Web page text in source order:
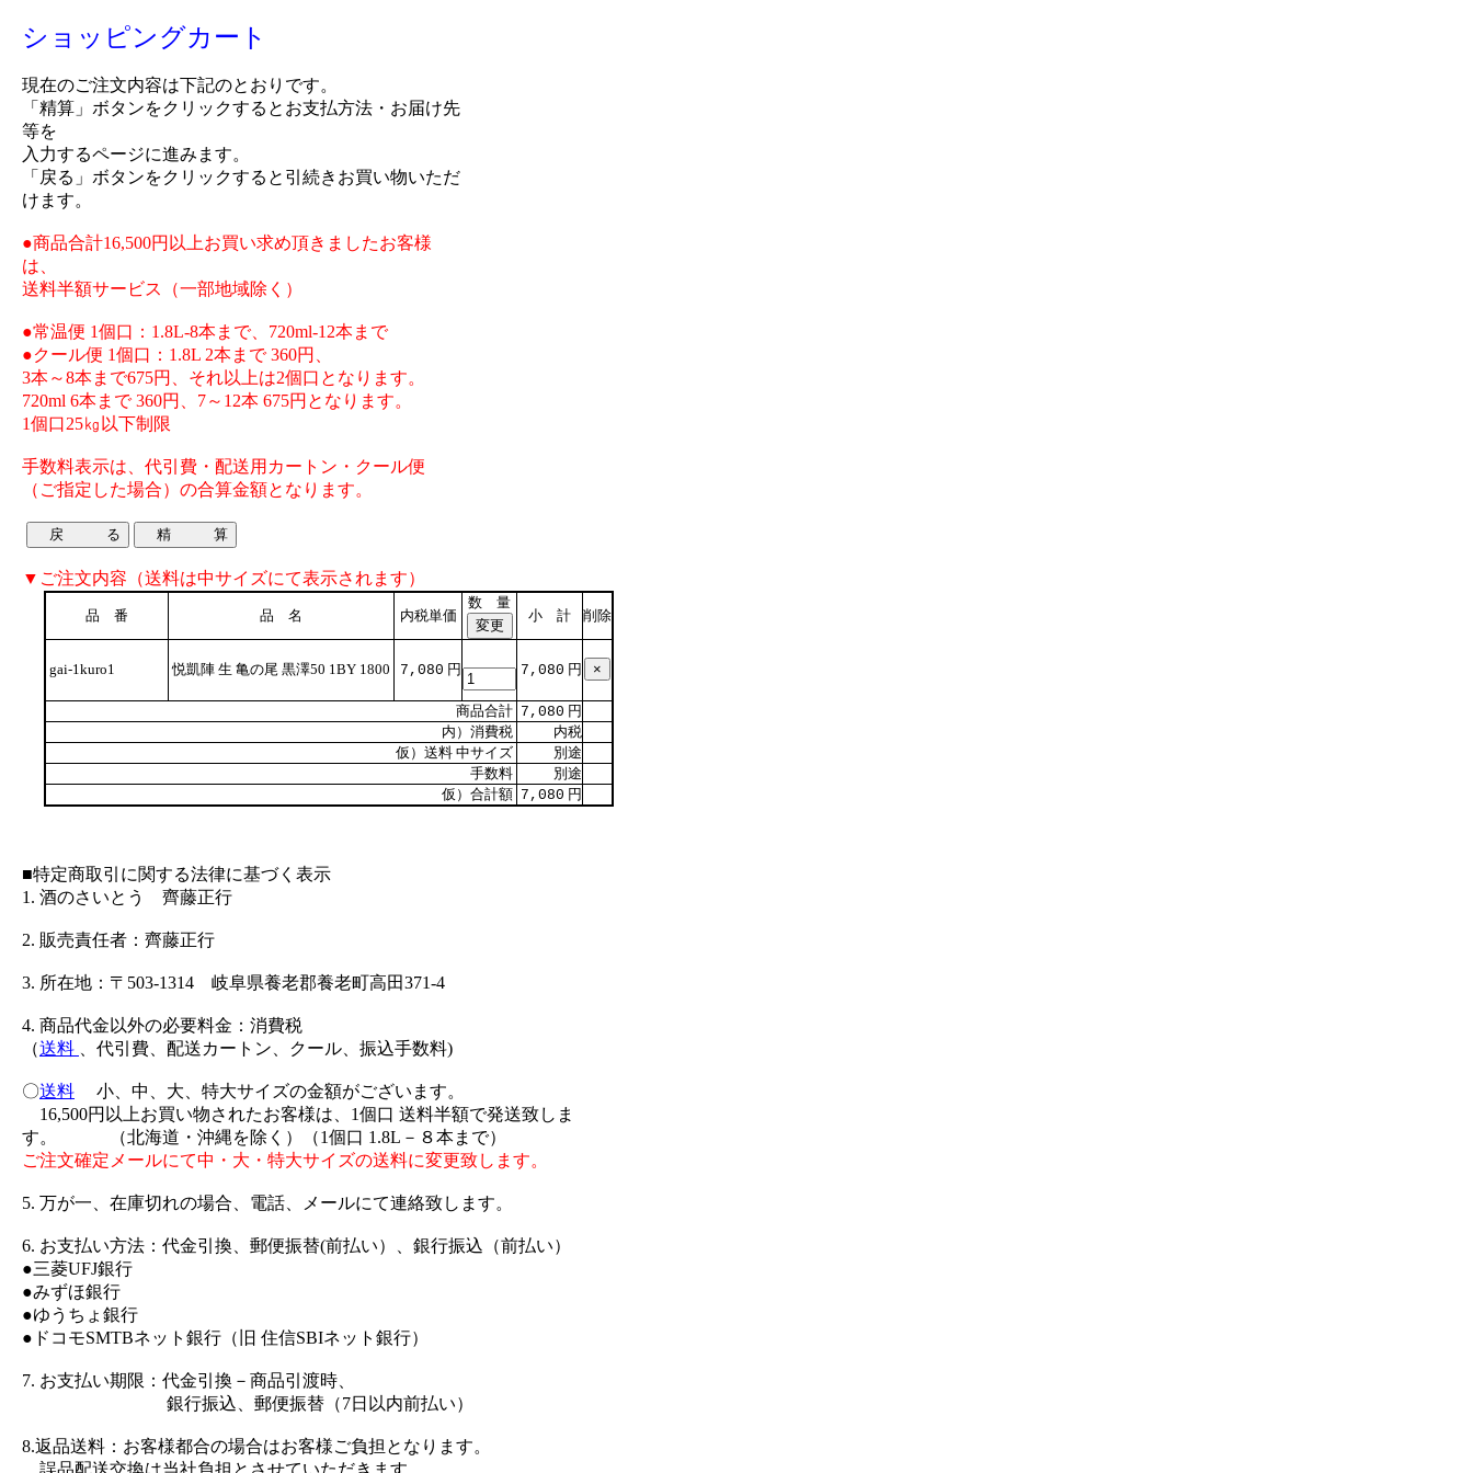
ショッピングカート
現在のご注文内容は下記のとおりです。
「精算」ボタンをクリックするとお支払方法・お届け先
等を
入力するページに進みます。
「戻る」ボタンをクリックすると引続きお買い物いただ
けます。
●商品合計16,500円以上お買い求め頂きましたお客様
は、
送料半額サービス（一部地域除く）
●常温便 1個口：1.8L-8本まで、720ml-12本まで
●クール便 1個口：1.8L 2本まで 360円、
3本～8本まで675円、それ以上は2個口となります。
720ml 6本まで 360円、7～12本 675円となります。
1個口25㎏以下制限
手数料表示は、代引費・配送用カートン・クール便
（ご指定した場合）の合算金額となります。
▼ご注文内容（送料は中サイズにて表示されます）
品 番 品 名 内税単価
数 量
小 計
削除
gai-1kuro1 悦凱陣 生 亀の尾 黒澤50 1BY 1800 7,080 円 7,080 円
商品合計 7,080 円
内）消費税
内税
仮）送料 中サイズ
別途
手数料
別途
仮）合計額 7,080 円
■特定商取引に関する法律に基づく表示
1. 酒のさいとう 齊藤正行
2. 販売責任者：齊藤正行
3. 所在地：〒503-1314 岐阜県養老郡養老町高田371-4
4. 商品代金以外の必要料金：消費税
（送料 、代引費、配送カートン、クール、振込手数料)
〇送料 小、中、大、特大サイズの金額がございます。
16,500円以上お買い物されたお客様は、1個口 送料半額で発送致しま
す。 （北海道・沖縄を除く）（1個口 1.8L－８本まで）
ご注文確定メールにて中・大・特大サイズの送料に変更致します。
5. 万が一、在庫切れの場合、電話、メールにて連絡致します。
6. お支払い方法：代金引換、郵便振替(前払い）、銀行振込（前払い）
●三菱UFJ銀行
●みずほ銀行
●ゆうちょ銀行
●ドコモSMTBネット銀行（旧 住信SBIネット銀行）
7. お支払い期限：代金引換－商品引渡時、
銀行振込、郵便振替（7日以内前払い）
8.返品送料：お客様都合の場合はお客様ご負担となります。
誤品配送交換は当社負担とさせていただきます。